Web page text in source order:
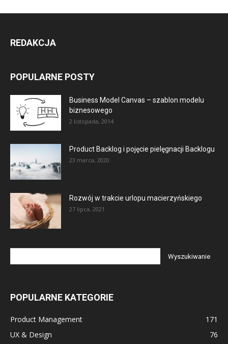
REDAKCJA
POPULARNE POSTY
Business Model Canvas – szablon modelu
biznesowego
2 listopada, 2014
Product Backlog i pojęcie pielęgnacji Backlogu
23 marca, 2020
Rozwój w trakcie urlopu macierzyńskiego
27 lipca, 2021
POPULARNE KATEGORIE
Product Management
171
UX & Design
76